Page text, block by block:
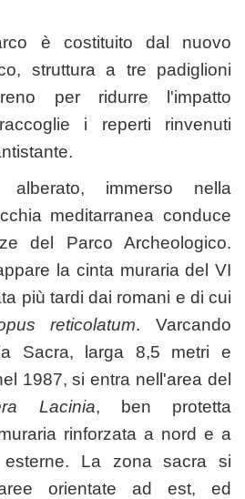
è costituito dal nuovo
struttura a tre padiglioni
per ridurre l'impatto
i reperti rinvenuti
immerso nella
meditarranea conduce
del Parco Archeologico.
la cinta muraria del VI
più tardi dai romani e di cui
reticolatum. Varcando
Sacra, larga 8,5 metri e
1987, si entra nell'area del
Lacinia, ben protetta
rinforzata a nord e a
La zona sacra si
orientate ad est, ed